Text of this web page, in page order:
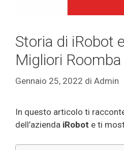
Storia di iRobot
Migliori
Gennaio 25, 2022 di Admin
In questo articolo ti
dell’azienda iRobot e ti